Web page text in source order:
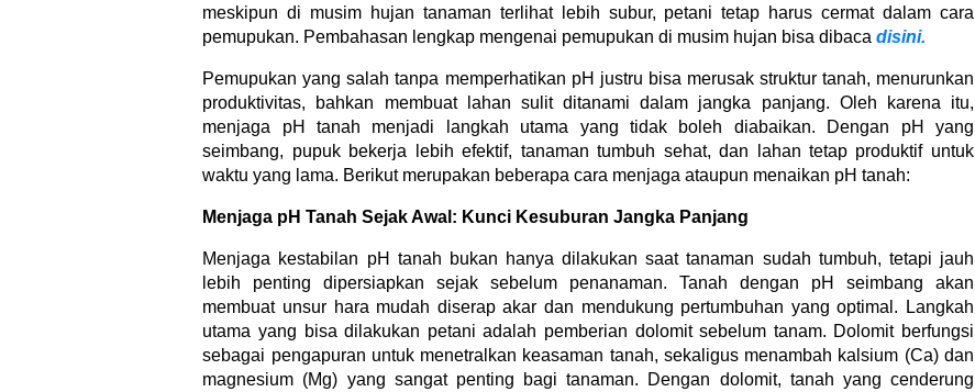
meskipun di musim hujan tanaman terlihat lebih subur, petani tetap harus cermat dalam cara
pemupukan. Pembahasan lengkap mengenai pemupukan di musim hujan bisa dibacadisini.
Pemupukan yang salah tanpa memperhatikan pH justru bisa merusak struktur tanah, menurunkan
produktivitas, bahkan membuat lahan sulit ditanami dalam jangka panjang. Oleh karena itu,
menjaga pH tanah menjadi langkah utama yang tidak boleh diabaikan. Dengan pH yang
seimbang, pupuk bekerja lebih efektif, tanaman tumbuh sehat, dan lahan tetap produktif untuk
waktu yang lama. Berikut merupakan beberapa cara menjaga ataupun menaikan pH tanah:
Menjaga pH Tanah Sejak Awal: Kunci Kesuburan Jangka Panjang
Menjaga kestabilan pH tanah bukan hanya dilakukan saat tanaman sudah tumbuh, tetapi jauh
lebih penting dipersiapkan sejak sebelum penanaman. Tanah dengan pH seimbang akan
membuat unsur hara mudah diserap akar dan mendukung pertumbuhan yang optimal. Langkah
utama yang bisa dilakukan petani adalah pemberian dolomit sebelum tanam. Dolomit berfungsi
sebagai pengapuran untuk menetralkan keasaman tanah, sekaligus menambah kalsium (Ca) dan
magnesium (Mg) yang sangat penting bagi tanaman. Dengan dolomit, tanah yang cenderung